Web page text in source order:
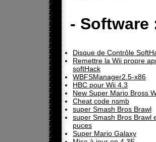
- Software
Disque de Contrôle
Remettre la Wii propre
softHack
WBFSManager2.5-x86
HBC pour Wii 4.3
New Super Mario Bross
Cheat code nsmb
super Smash Bros Brawl
super Smash Bros Brawl
puces
Super Mario Galaxy